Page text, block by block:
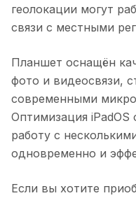
геолокации могут
связи с местными
Планшет оснащён
фото и видеосвязи,
современными
Оптимизация iPadOS
работу с
одновременно и
Если вы хотите